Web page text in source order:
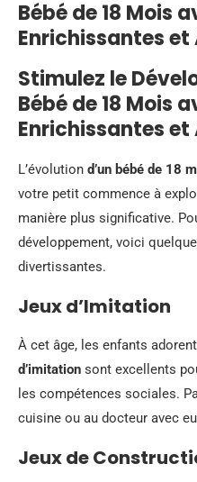
Bébé de 18 Mois
Enrichissantes
Stimulez le
Bébé de 18 Mois
Enrichissantes
L’évolution d’un bébé de 18
votre petit commence à
manière plus significative.
développement, voici
divertissantes.
Jeux d’Imitation
À cet âge, les enfants
d’imitation sont excellents
les compétences sociales.
cuisine ou au docteur avec
Jeux de